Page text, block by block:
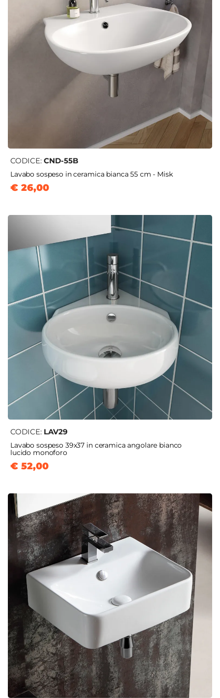
CODICE: CND-55B
Lavabo sospeso in ceramica bianca 55 cm - Misk
€ 26,00
CODICE: LAV29
Lavabo sospeso 39x37 in ceramica angolare bianco
lucido monoforo
€ 52,00